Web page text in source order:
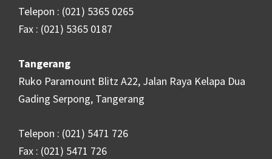
Telepon : (021) 5365 0265
Fax : (021) 5365 0187
Tangerang
Ruko Paramount Blitz A22, Jalan Raya Kelapa Dua
Gading Serpong, Tangerang
Telepon : (021) 5471 726
Fax : (021) 5471 726